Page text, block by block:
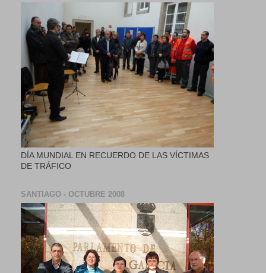
DÍA MUNDIAL EN RECUERDO DE LAS VÍCTIMAS
DE TRÁFICO
SANTIAGO - OCTUBRE 2008